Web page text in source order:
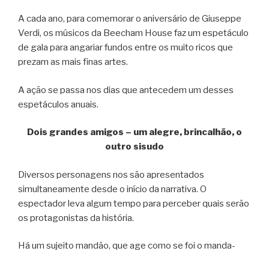
A cada ano, para comemorar o aniversário de Giuseppe
Verdi, os músicos da Beecham House faz um espetáculo
de gala para angariar fundos entre os muito ricos que
prezam as mais finas artes.
A ação se passa nos dias que antecedem um desses
espetáculos anuais.
Dois grandes amigos – um alegre, brincalhão, o
outro sisudo
Diversos personagens nos são apresentados
simultaneamente desde o início da narrativa. O
espectador leva algum tempo para perceber quais serão
os protagonistas da história.
Há um sujeito mandão, que age como se foi o manda-